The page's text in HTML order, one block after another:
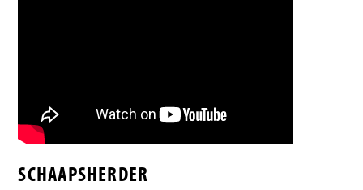
SCHAAPSHERDER